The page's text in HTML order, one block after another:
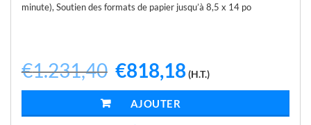
minute), Soutien des formats de papier jusqu’à 8,5 x 14 po
€1.231,40 Le
prix
initial
était :
€1.231,40.
€818,18prix
actuel
€818,18.
(H.T.)
AJOUTER AU PANIER